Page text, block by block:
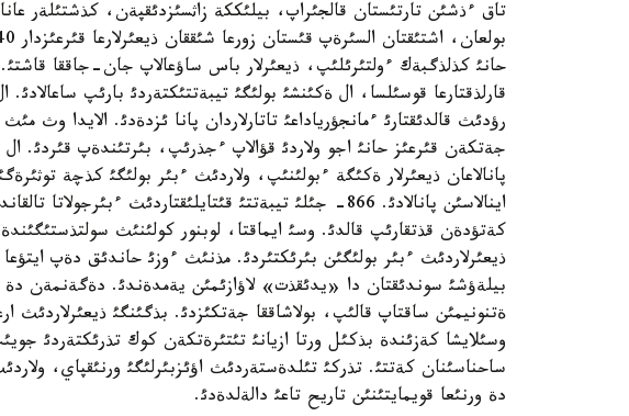
تاق ءذشئن تارتئستان قالجئراپ، بيلئككة زاثسئزدئقپةن، كذشتئلةر
حانئ كذلذگبةك ءولتئرئلئپ، ذيعئرلار باس ساؤعالاپ جان-جاققا قاشتئ.
رؤدئث قالدئقتارئ ءمانجؤرياداعئ تاتارلاردان پانا ئزدةدئ. الايدا
جةتكةن قئرعئز حانئ اجو ولاردئ قؤالاپ ءجذرئپ، بئرتئندةپ قئردئ. ال
پانالاعان ذيعئرلار ةكئگة ءبولئنئپ، ولاردئث ءبئر بولئگئ كذچة
اينالاسئن پانالادئ. 866- جئلئ تيبةتتئ قئتايلئقتاردئث
كةتؤدةن قذتقارئپ قالدئ. وسئ ايماقتا، لوبنور كولئنئث
ذيعئرلاردئث ءبئر بولئگئن بئرئكتئردئ. مذنئث ءوزئ حاندئق دةپ
بيلةؤشئ سوندئقتان دا «يدئقذت» لاؤازئمئن يةمدةندئ. دةگةنمةن
ةتنونيمئن ساقتاپ قالئپ، بولاشاققا جةتكئزدئ. بذگئنگئ ذيعئرلاردئث
وسئلايشا كةزئندة بذكئل ورتا ازيانئ تئتئرةتكةن كوك تذرئكتةردئ
ساحناسئنان كةتتئ. تذركئ تئلدةستةردئث اؤئزبئرلئگئ ورنئقپاي،
دة ورنئعا قويمايتئنئن تاريح تاعئ دالةلدةدئ.